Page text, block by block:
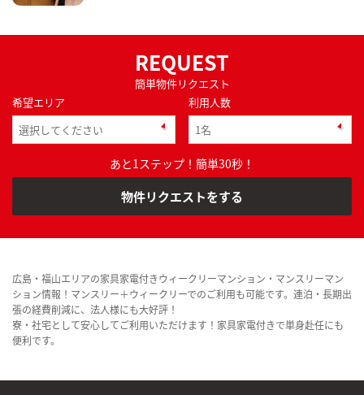
REQUEST
簡単物件リクエスト
希望エリア
利用人数
あと1ステップ！簡単30秒！
物件リクエストをする
広島・福山エリアの家具家電付きウィークリーマンション・マンスリーマン
ション情報！マンスリー＋ウィークリーでのご利用も可能です。連泊・長期出
張の経費削減に、法人様にも大好評！
寮・社宅として安心してご利用いただけます！家具家電付きで単身赴任にも
便利です。